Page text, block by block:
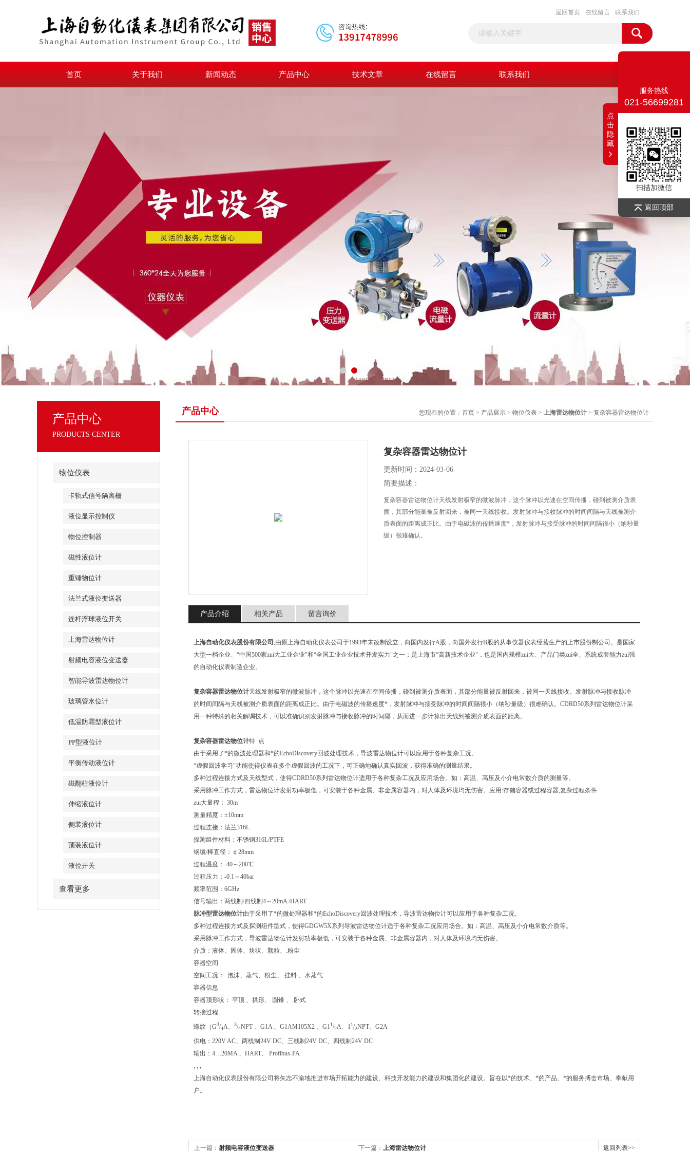
返回首页 在线留言 联系我们
首页 关于我们 新闻动态 产品中心 技术文章 在线留言 联系我们
产品中心
PRODUCTS CENTER
物位仪表
卡轨式信号隔离栅
液位显示控制仪
物位控制器
磁性液位计
重锤物位计
法兰式液位变送器
连杆浮球液位开关
上海雷达物位计
射频电容液位变送器
智能导波雷达物位计
玻璃管水位计
低温防霜型液位计
PP型液位计
平衡传动液位计
磁翻柱液位计
伸缩液位计
侧装液位计
顶装液位计
液位开关
查看更多
产品中心 您现在的位置： 首页 > 产品展示 > 物位仪表 > 上海雷达物位计 > 复杂容器雷达物位计
复杂容器雷达物位计
更新时间：2024-03-06
简要描述：
复杂容器雷达物位计天线发射极窄的微波脉冲，这个脉冲以光速在空间传播，碰到被测介质表
面，其部分能量被反射回来，被同一天线接收。发射脉冲与接收脉冲的时间间隔与天线被测介
质表面的距离成正比。由于电磁波的传播速度*，发射脉冲与接受脉冲的时间间隔很小（纳秒量
级）很难确认。
产品介绍 相关产品 留言询价
上海自动化仪表股份有限公司 ,由原上海自动化仪表公司于1993年末改制设立，向国内发行A股，向国外发行B股的从事仪器仪表经营生产的上市股份制公司。是国家
大型一档企业、“中国500家zui大工业企业"和“全国工业企业技术开发实力"之一；是上海市“高新技术企业"，也是国内规模zui大、产品门类zui全、系统成套能力zui强
的自动化仪表制造企业。
复杂容器雷达物位计天线发射极窄的微波脉冲，这个脉冲以光速在空间传播，碰到被测介质表面，其部分能量被反射回来，被同一天线接收。发射脉冲与接收脉冲
的时间间隔与天线被测介质表面的距离成正比。由于电磁波的传播速度*，发射脉冲与接受脉冲的时间间隔很小（纳秒量级）很难确认。CDRD50系列雷达物位计采
用一种特殊的相关解调技术，可以准确识别发射脉冲与接收脉冲的时间隔，从而进一步计算出天线到被测介质表面的距离。
复杂容器雷达物位计特 点
由于采用了*的微波处理器和*的EchoDiscovery回波处理技术，导波雷达物位计可以应用于各种复杂工况。
“虚假回波学习"功能使得仪表在多个虚假回波的工况下，可正确地确认真实回波，获得准确的测量结果。
多种过程连接方式及天线型式，使得CDRD50系列雷达物位计适用于各种复杂工况及应用场合。如：高温、高压及小介电常数介质的测量等。
采用脉冲工作方式，雷达物位计发射功率极低，可安装于各种金属、非金属容器内，对人体及环境均无伤害。应用:存储容器或过程容器,复杂过程条件
zui大量程： 30m
测量精度：±10mm
过程连接：法兰316L
探测组件材料：不锈钢316L/PTFE
钢缆/棒直径：￠28mm
过程温度：-40～200℃
过程压力：-0.1～40bar
频率范围：6GHz
信号输出：两线制/四线制4～20mA /HART
脉冲型雷达物位计由于采用了*的微处理器和*的EchoDiscovery回波处理技术，导波雷达物位计可以应用于各种复杂工况。
多种过程连接方式及探测组件型式，使得GDGW5X系列导波雷达物位计适于各种复杂工况应用场合。如：高温、高压及小介电常数介质等。
采用脉冲工作方式，导波雷达物位计发射功率极低，可安装于各种金属、非金属容器内，对人体及环境均无伤害。
介质：液体、固体、块状、颗粒、.粉尘
容器空间
空间工况： 泡沫、蒸气、粉尘、.挂料 、水蒸气
容器信息
容器顶形状： 平顶 、拱形、 圆锥 、.卧式
转接过程
螺纹（G3/4A、 3/4NPT 、G1A 、G1AM105X2 、G11/2A、11/2NPT、G2A
供电：220V AC、两线制24V DC、三线制24V DC、四线制24V DC
输出：4…20MA 、HART、 Profibus-PA
, , ,
上海自动化仪表股份有限公司将矢志不渝地推进市场开拓能力的建设、科技开发能力的建设和集团化的建设。旨在以*的技术、*的产品、*的服务搏击市场、奉献用
户。
上一篇： 射频电容液位变送器 下一篇： 上海雷达物位计 返回列表>>
服务热线
021-56699281
扫描加微信
返回顶部
点
击
隐
藏